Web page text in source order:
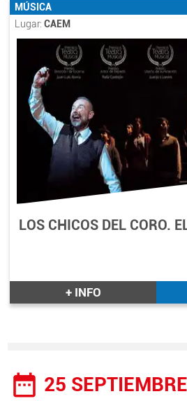
MÚSICA
Lugar: CAEM
LOS CHICOS DEL CORO.
+ INFO
date_range 25